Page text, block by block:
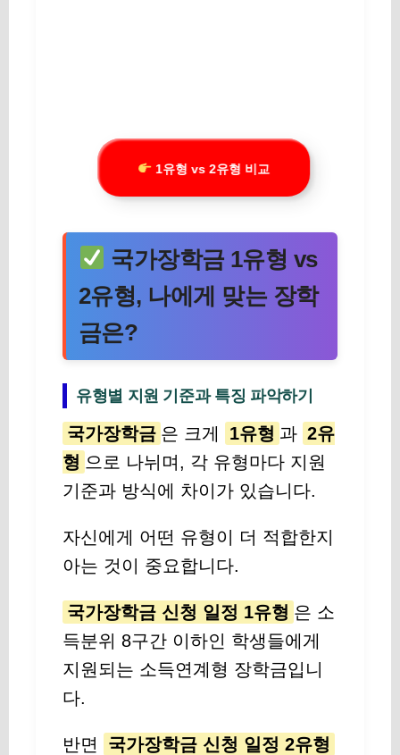
1유형 vs 2유형 비교
국가장학금 1유형 vs
2유형, 나에게 맞는 장학
금은?
유형별 지원 기준과 특징 파악하기
국가장학금 은 크게 1유형 과 2유
형 으로 나뉘며, 각 유형마다 지원
기준과 방식에 차이가 있습니다.
자신에게 어떤 유형이 더 적합한지
아는 것이 중요합니다.
국가장학금 신청 일정 1유형 은 소
득분위 8구간 이하인 학생들에게
지원되는 소득연계형 장학금입니
다.
반면
국가장학금 신청 일정 2유형